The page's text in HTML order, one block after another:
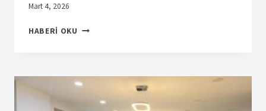
Mart 4, 2026
HABERI OKU MUTLU